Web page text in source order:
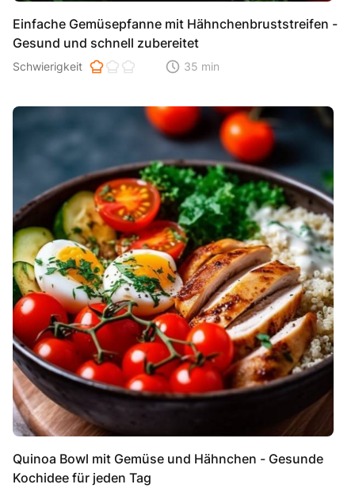
Einfache Gemüsepfanne mit Hähnchenbruststreifen -
Gesund und schnell zubereitet
Schwierigkeit der Zubereitung. 1 ist einfach 2 ist mittel 3 ist
Schwierigkeit Zeitaufwand der der Zubereitung.
35 min
Quinoa Bowl mit Gemüse und Hähnchen - Gesunde
Kochidee für jeden Tag